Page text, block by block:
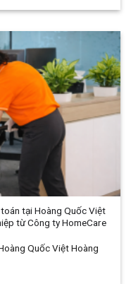
tại Hoàng Quốc Việt
từ Công ty HomeCare
Quốc Việt Hoàng